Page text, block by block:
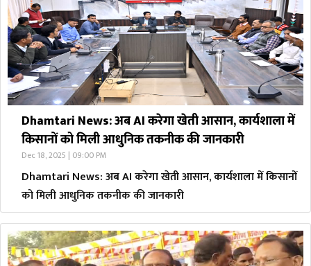
Dhamtari News: अब AI करेगा खेती आसान, कार्यशाला में
किसानों को मिली आधुनिक तकनीक की जानकारी
Dec 18, 2025 | 09:00 PM
Dhamtari News: अब AI करेगा खेती आसान, कार्यशाला में किसानों
को मिली आधुनिक तकनीक की जानकारी